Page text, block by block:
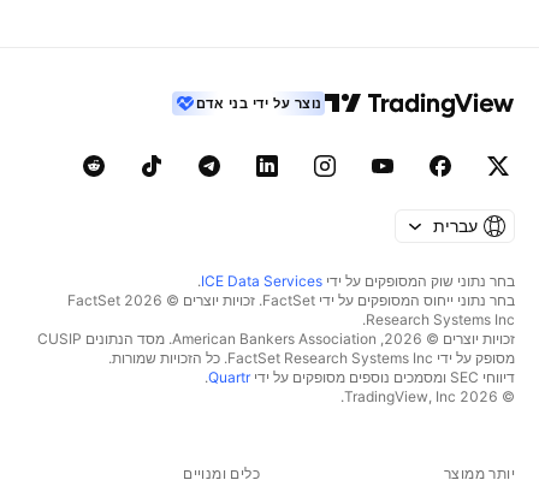
נוצר על ידי בני אדם
עברית
בחר נתוני שוק המסופקים על ידי ICE Data Services
.
בחר נתוני ייחוס המסופקים על ידי FactSet. זכויות יוצרים © 2026 ‏FactSet
Research Systems Inc.‏
זכויות יוצרים © 2026, ‏American Bankers Association. מסד הנתונים CUSIP
מסופק על ידי FactSet Research Systems Inc. כל הזכויות שמורות.
דיווחי SEC ומסמכים נוספים מסופקים על ידי
Quartr
.
© 2026 ‏TradingView, Inc.‏
יותר ממוצר כלים ומנויים